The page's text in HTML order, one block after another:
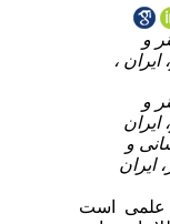
و
،
و
ایران
و
ایران
علمی‌ است‌